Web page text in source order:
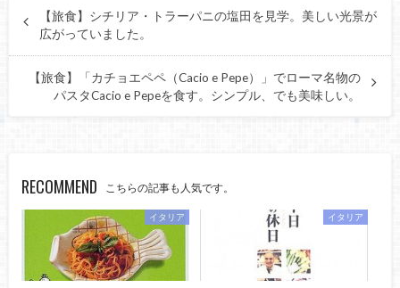
【旅食】シチリア・トラーパニの塩田を見学。美しい光景が
広がっていました。
【旅食】「カチョエペペ（Cacio e Pepe）」でローマ名物の
パスタCacio e Pepeを食す。シンプル、でも美味しい。
RECOMMEND こちらの記事も人気です。
イタリア イタリア